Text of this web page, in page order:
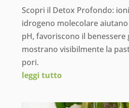
Scopri il Detox Profondo:
idrogeno molecolare
pH, favoriscono il benessere
mostrano visibilmente la
pori.
leggi tutto